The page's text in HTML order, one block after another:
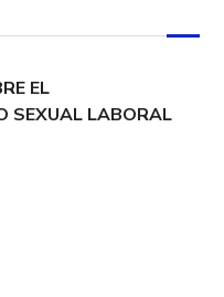
EL
SEXUAL LABORAL